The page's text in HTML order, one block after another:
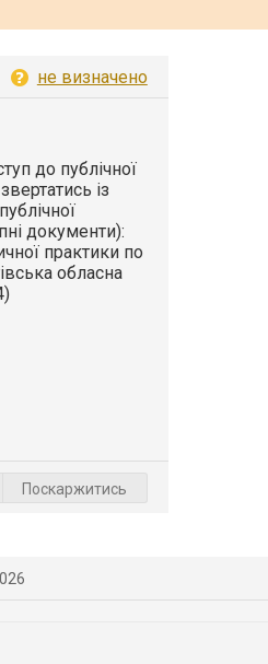
не визначено
до публічної
із
документи):
практики по
обласна
Поскаржитись